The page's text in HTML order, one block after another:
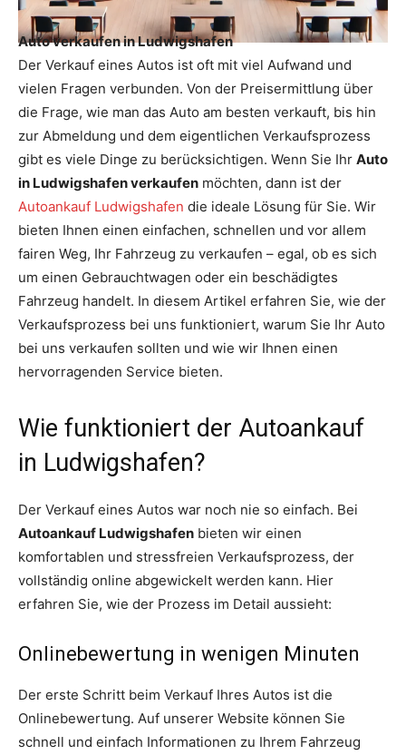
Auto verkaufen in Ludwigshafen
Der Verkauf eines Autos ist oft mit viel Aufwand und
vielen Fragen verbunden. Von der Preisermittlung über
die Frage, wie man das Auto am besten verkauft, bis hin
zur Abmeldung und dem eigentlichen Verkaufsprozess
gibt es viele Dinge zu berücksichtigen. Wenn Sie Ihr Auto
in Ludwigshafen verkaufen möchten, dann ist der
Autoankauf Ludwigshafen die ideale Lösung für Sie. Wir
bieten Ihnen einen einfachen, schnellen und vor allem
fairen Weg, Ihr Fahrzeug zu verkaufen – egal, ob es sich
um einen Gebrauchtwagen oder ein beschädigtes
Fahrzeug handelt. In diesem Artikel erfahren Sie, wie der
Verkaufsprozess bei uns funktioniert, warum Sie Ihr Auto
bei uns verkaufen sollten und wie wir Ihnen einen
hervorragenden Service bieten.
Wie funktioniert der Autoankauf
in Ludwigshafen?
Der Verkauf eines Autos war noch nie so einfach. Bei
Autoankauf Ludwigshafen bieten wir einen
komfortablen und stressfreien Verkaufsprozess, der
vollständig online abgewickelt werden kann. Hier
erfahren Sie, wie der Prozess im Detail aussieht:
Onlinebewertung in wenigen Minuten
Der erste Schritt beim Verkauf Ihres Autos ist die
Onlinebewertung. Auf unserer Website können Sie
schnell und einfach Informationen zu Ihrem Fahrzeug